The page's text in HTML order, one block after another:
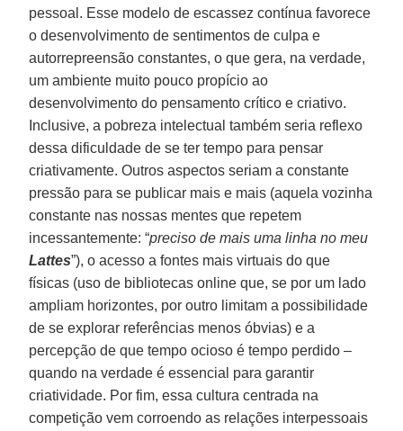
pessoal. Esse modelo de escassez contínua favorece
o desenvolvimento de sentimentos de culpa e
autorrepreensão constantes, o que gera, na verdade,
um ambiente muito pouco propício ao
desenvolvimento do pensamento crítico e criativo.
Inclusive, a pobreza intelectual também seria reflexo
dessa dificuldade de se ter tempo para pensar
criativamente. Outros aspectos seriam a constante
pressão para se publicar mais e mais (aquela vozinha
constante nas nossas mentes que repetem
incessantemente: “preciso de mais uma linha no meu
Lattes”), o acesso a fontes mais virtuais do que
físicas (uso de bibliotecas online que, se por um lado
ampliam horizontes, por outro limitam a possibilidade
de se explorar referências menos óbvias) e a
percepção de que tempo ocioso é tempo perdido –
quando na verdade é essencial para garantir
criatividade. Por fim, essa cultura centrada na
competição vem corroendo as relações interpessoais